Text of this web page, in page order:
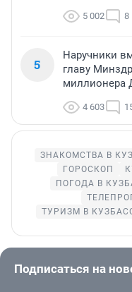
5 002 8
5
Наручники
главу
миллионера
4 603
ЗНАКОМСТВА В
ГОРОСКОП
ПОГОДА В
ТУРИЗМ В
Подписаться на